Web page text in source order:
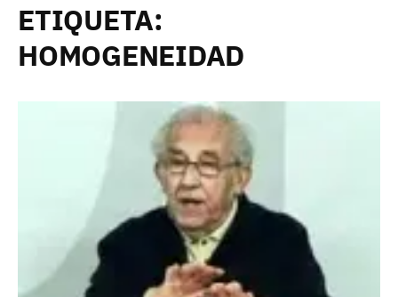
ETIQUETA:
HOMOGENEIDAD